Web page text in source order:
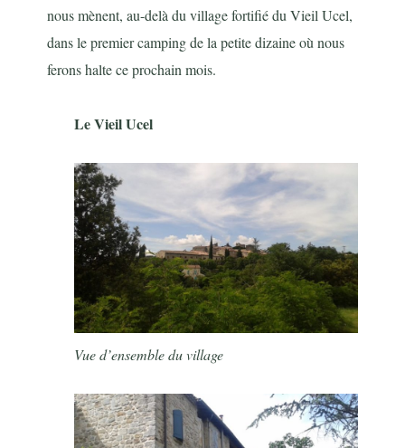
nous mènent, au-delà du village fortifié du Vieil Ucel,
dans le premier camping de la petite dizaine où nous
ferons halte ce prochain mois.
Le Vieil Ucel
Vue d’ensemble du village